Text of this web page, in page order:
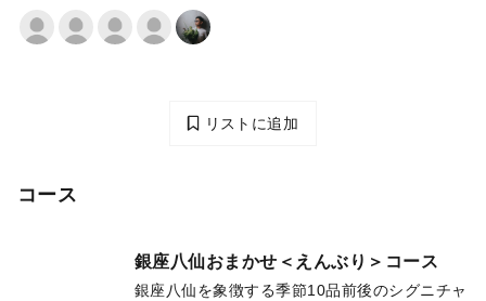
リストに追加
コース
銀座八仙おまかせ＜えんぶり＞コース
銀座八仙を象徴する季節10品前後のシグニチャ